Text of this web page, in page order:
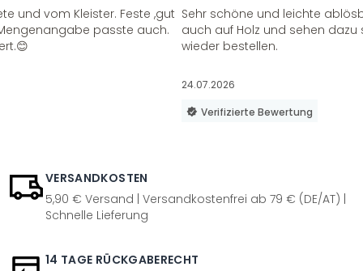
und vom Kleister. Feste ,gut
passte auch.
Sehr schöne und leichte
auch auf Holz und sehen
wieder bestellen.
24.07.2026
Verifizierte Bewertung
VERSANDKOSTEN
5,90 € Versand | Versandkostenfrei ab 79 € (DE/AT) |
Schnelle Lieferung
14 TAGE RÜCKGABERECHT